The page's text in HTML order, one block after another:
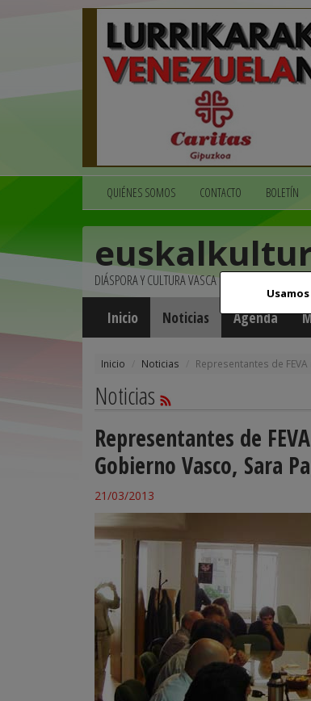
QUIÉNES SOMOS CONTACTO BOLETÍN
DIÁSPORA Y CULTURA VASCA
Inicio Noticias Agenda
Inicio Noticias Representantes de
Noticias
Representantes de
Gobierno Vasco, Sara
21/03/2013